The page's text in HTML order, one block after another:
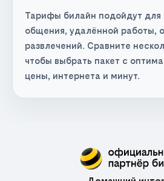
Тарифы билайн подойдут для
общения, удалённой работы,
развлечений. Сравните
чтобы выбрать пакет с
цены, интернета и минут.